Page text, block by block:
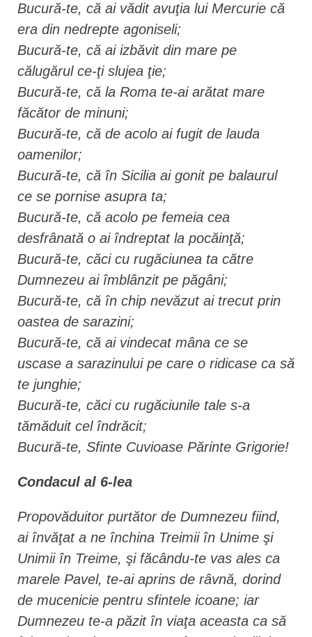
Bucură-te, că ai vădit avuţia lui Mercurie că
era din nedrepte agoniseli;
Bucură-te, că ai izbăvit din mare pe
călugărul ce-ţi slujea ţie;
Bucură-te, că la Roma te-ai arătat mare
făcător de minuni;
Bucură-te, că de acolo ai fugit de lauda
oamenilor;
Bucură-te, că în Sicilia ai gonit pe balaurul
ce se pornise asupra ta;
Bucură-te, că acolo pe femeia cea
desfrânată o ai îndreptat la pocăinţă;
Bucură-te, căci cu rugăciunea ta către
Dumnezeu ai îmblânzit pe păgâni;
Bucură-te, că în chip nevăzut ai trecut prin
oastea de sarazini;
Bucură-te, că ai vindecat mâna ce se
uscase a sarazinului pe care o ridicase ca să
te junghie;
Bucură-te, căci cu rugăciunile tale s-a
tămăduit cel îndrăcit;
Bucură-te, Sfinte Cuvioase Părinte Grigorie!
Condacul al 6-lea
Propovăduitor purtător de Dumnezeu fiind,
ai învăţat a ne închina Treimii în Unime şi
Unimii în Treime, şi făcându-te vas ales ca
marele Pavel, te-ai aprins de râvnă, dorind
de mucenicie pentru sfintele icoane; iar
Dumnezeu te-a păzit în viaţa aceasta ca să